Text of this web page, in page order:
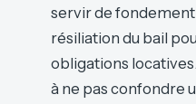
servir de
résiliation du bail
obligations
à ne pas confondre